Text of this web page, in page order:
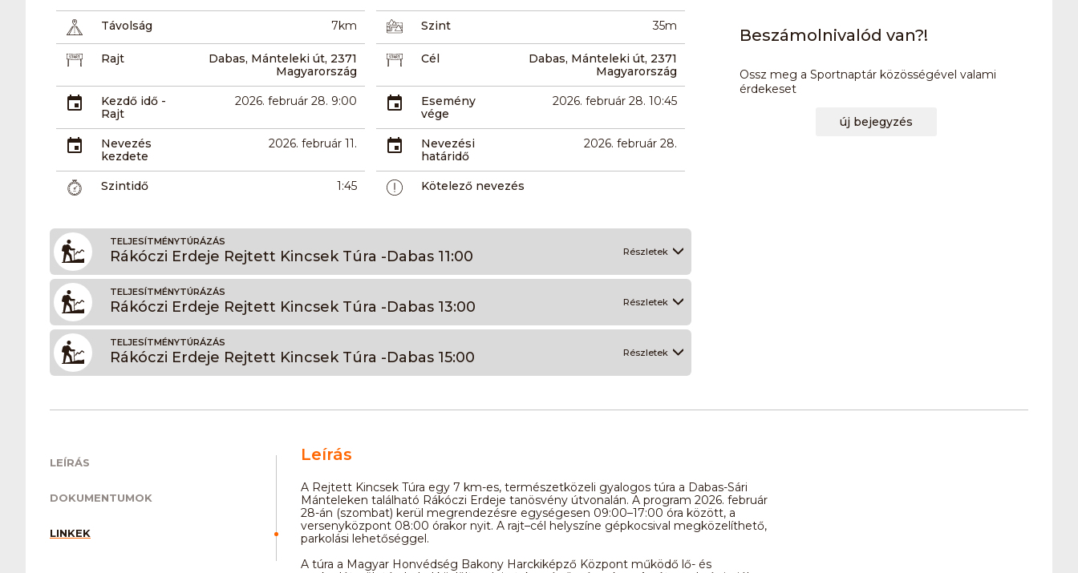
Távolság 7km Szint 35m
Rajt
Dabas, Mánteleki út, 2371
Magyarország
Cél
Dabas, Mánteleki út, 2371
Magyarország
Kezdő idő -
Rajt
2026. február 28. 9:00
Esemény
vége
2026. február 28. 10:45
Nevezés
kezdete
2026. február 11.
Nevezési
határidő
2026. február 28.
Szintidő 1:45 Kötelező nevezés
TELJESÍTMÉNYTÚRÁZÁS
Rákóczi Erdeje Rejtett Kincsek Túra -Dabas 11:00 Részletek
TELJESÍTMÉNYTÚRÁZÁS
Rákóczi Erdeje Rejtett Kincsek Túra -Dabas 13:00 Részletek
TELJESÍTMÉNYTÚRÁZÁS
Rákóczi Erdeje Rejtett Kincsek Túra -Dabas 15:00 Részletek
Beszámolnivalód van?!
Ossz meg a Sportnaptár közösségével valami
érdekeset
új bejegyzés
LEÍRÁS
DOKUMENTUMOK
LINKEK
Leírás
A Rejtett Kincsek Túra egy 7 km-es, természetközeli gyalogos túra a Dabas-Sári
Mánteleken található Rákóczi Erdeje tanösvény útvonalán. A program 2026. február
28-án (szombat) kerül megrendezésre egységesen 09:00–17:00 óra között, a
versenyközpont 08:00 órakor nyit. A rajt–cél helyszíne gépkocsival megközelíthető,
parkolási lehetőséggel.
A túra a Magyar Honvédség Bakony Harckiképző Központ működő lő- és